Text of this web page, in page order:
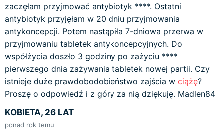
zaczęłam przyjmować antybiotyk ****. Ostatni
antybiotyk przyjęłam w 20 dniu przyjmowania
antykoncepcji. Potem nastąpiła 7-dniowa przerwa w
przyjmowaniu tabletek antykoncepcyjnych. Do
współżycia doszło 3 godziny po zażyciu ****
pierwszego dnia zażywania tabletek nowej partii. Czy
istnieje duże prawdobodobieństwo zajścia w ciążę?
Proszę o odpowiedź i z góry za nią dziękuję. Madlen84
KOBIETA, 26 LAT
ponad rok temu